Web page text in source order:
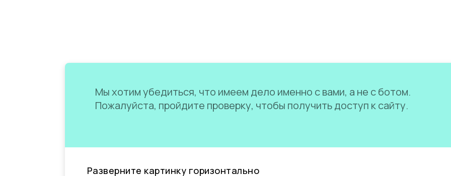
Мы хотим убедиться, что имеем дело именно с вами, а не с ботом.
Пожалуйста, пройдите проверку, чтобы получить доступ к сайту.
Разверните картинку горизонтально